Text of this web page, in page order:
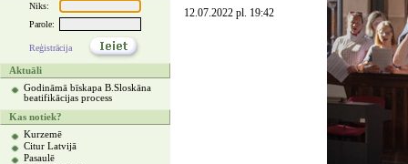
Niks:
Parole:
Reģistrācija
Aktuāli
Godināmā bīskapa B.Sloskāna
beatifikācijas process
Kas notiek?
Kurzemē
Citur Latvijā
Pasaulē
12.07.2022 pl. 19:42